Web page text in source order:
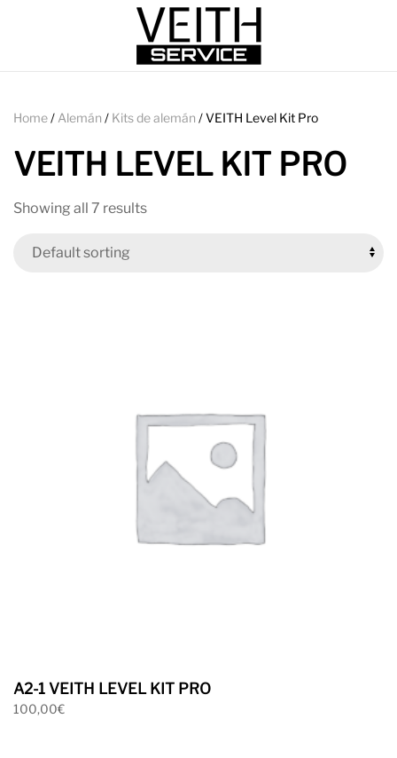
Home/ Alemán / Kits de alemán / VEITH Level Kit Pro
VEITH LEVEL KIT PRO
Showing all 7 results
A2-1 VEITH LEVEL KIT PRO
100,00€